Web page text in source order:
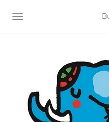
ALTERNAR NAVEGACIÓN